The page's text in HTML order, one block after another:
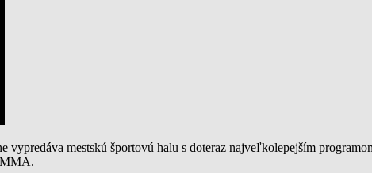
mestskú športovú halu s doteraz najveľkolepejším
MMA.